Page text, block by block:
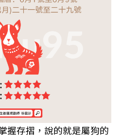
握存摺，說的就是屬狗的